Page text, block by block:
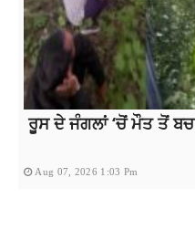
ਰੂਸ ਦੇ ਜੰਗਲਾਂ ‘ਚੋਂ ਮੌਤ ਤੋਂ
Aug 07, 2026 1:03 Pm